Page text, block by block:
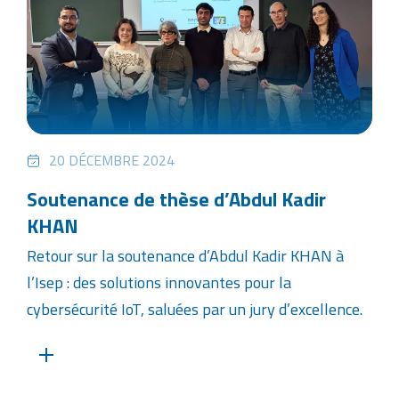
20 DÉCEMBRE 2024
Soutenance de thèse d’Abdul Kadir
KHAN
Retour sur la soutenance d’Abdul Kadir KHAN à
l’Isep : des solutions innovantes pour la
cybersécurité IoT, saluées par un jury d’excellence.